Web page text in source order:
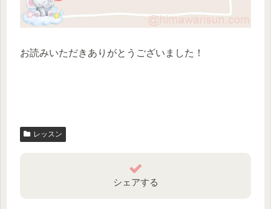
お読みいただきありがとうございました！
レッスン
シェアする